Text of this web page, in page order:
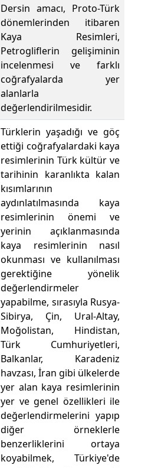
Dersin amacı, Proto-Türk
dönemlerinden itibaren
Kaya Resimleri,
Petrogliflerin gelişiminin
incelenmesi ve farklı
coğrafyalarda yer
alanlarla
değerlendirilmesidir.
Türklerin yaşadığı ve göç
ettiği coğrafyalardaki kaya
resimlerinin Türk kültür ve
tarihinin karanlıkta kalan
kısımlarının
aydınlatılmasında kaya
resimlerinin önemi ve
yerinin açıklanmasında
kaya resimlerinin nasıl
okunması ve kullanılması
gerektiğine yönelik
değerlendirmeler
yapabilme, sırasıyla Rusya-
Sibirya, Çin, Ural-Altay,
Moğolistan, Hindistan,
Türk Cumhuriyetleri,
Balkanlar, Karadeniz
havzası, İran gibi ülkelerde
yer alan kaya resimlerinin
yer ve genel özellikleri ile
değerlendirmelerini yapıp
diğer örneklerle
benzerliklerini ortaya
koyabilmek, Türkiye'de